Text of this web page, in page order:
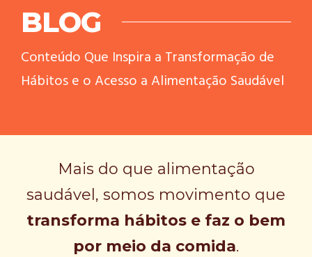
BLOG
Conteúdo Que Inspira a Transformação de
Hábitos e o Acesso a Alimentação Saudável
Mais do que alimentação
saudável, somos movimento que
transforma hábitos e faz o bem
por meio da comida.